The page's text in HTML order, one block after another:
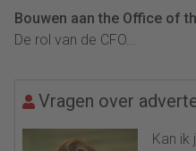
Bouwen aan the Office of
De rol van de CFO...
Vragen over
Kan ik